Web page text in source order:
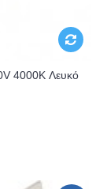
4000K Λευκό